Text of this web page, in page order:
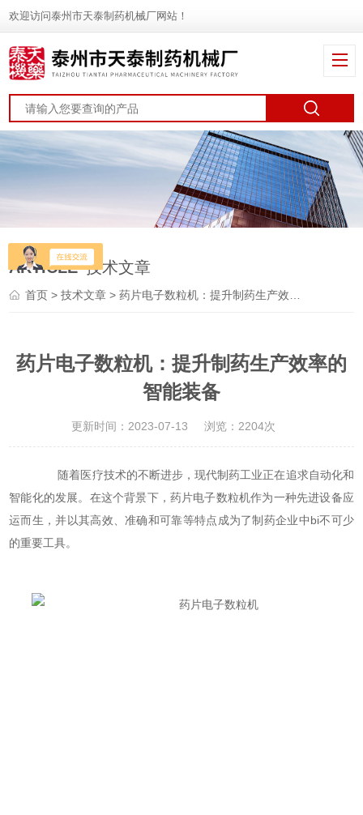
欢迎访问泰州市天泰制药机械厂网站！
ARTICLE 技术文章
首页 >技术文章 > 药片电子数粒机：提升制药生产效率的智能装备
药片电子数粒机：提升制药生产效率的
智能装备
更新时间：2023-07-13 浏览：2204次
随着医疗技术的不断进步，现代制药工业正在追求自动化和
智能化的发展。在这个背景下，药片电子数粒机作为一种先进设备应
运而生，并以其高效、准确和可靠等特点成为了制药企业中bi不可少
的重要工具。